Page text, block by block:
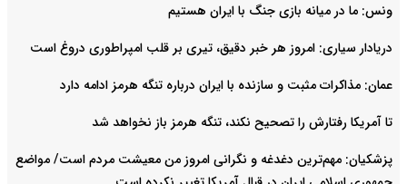
ونس: ما در میانه بازی جنگ با ایران هستیم
دریادار سیاری: امروز هر خبر دقیق، تیری بر قلب امپراطوری دروغ است
عمان: مذاکرات مثبت و سازنده با ایران درباره تنگه هرمز ادامه دارد
تا آمریکا رفتارش را تصحیح نکند، تنگه هرمز باز نخواهد شد
پزشکیان: مهم‌ترین دغدغه و نگرانی امروز من معیشت مردم است/ مواضع